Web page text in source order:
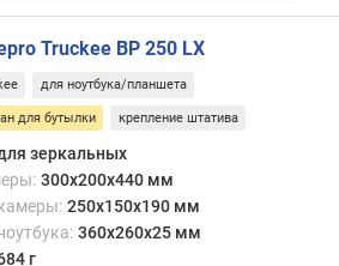
Truckee BP 250 LX
для ноутбука/планшета
для бутылки крепление штатива
зеркальных
300x200x440 мм
250x150x190 мм
360x260x25 мм
г